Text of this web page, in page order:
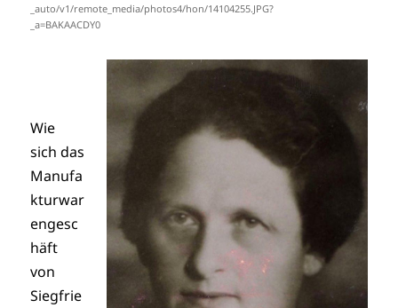
_auto/v1/remote_media/photos4/hon/14104255.JPG?
_a=BAKAACDY0
Wie
sich das
Manufa
kturwar
engesc
häft
von
Siegfrie